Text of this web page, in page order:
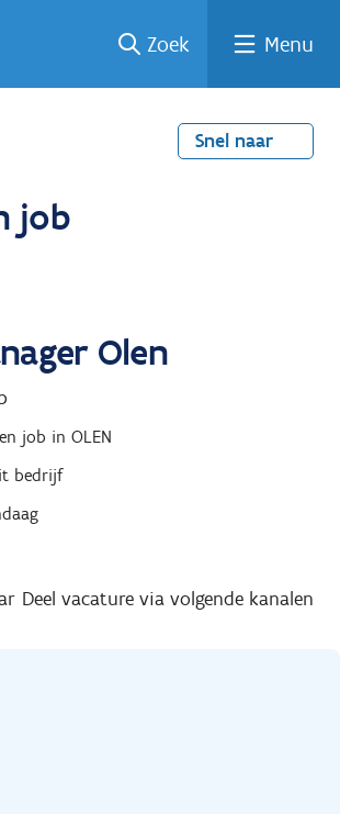
Zoek Menu
Snel naar
job
Olen
job in OLEN
bedrijf
Deel vacature via volgende kanalen